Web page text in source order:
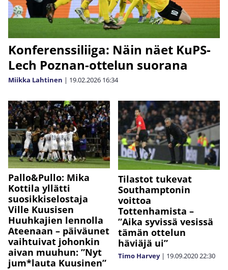
Konferenssiliiga: Näin näet KuPS-
Lech Poznan-ottelun suorana
Miikka Lahtinen | 19.02.2026 16:34
Pallo&Pullo: Mika
Kottila yllätti
suosikkiselostaja
Ville Kuusisen
Huuhkajien lennolla
Ateenaan – päiväunet
vaihtuivat johonkin
aivan muuhun: ”Nyt
jum*lauta Kuusinen”
Tilastot tukevat
Southamptonin
voittoa
Tottenhamista –
”Aika syvissä vesissä
tämän ottelun
häviäjä ui”
Timo Harvey| 19.09.202022:30